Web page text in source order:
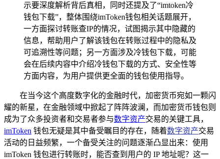
示要深度解析背后真相，同时还提及了“imtoken冷
钱包下载”，整体围绕imToken钱包相关话题展开，
一方面探讨转账查IP的情况，试图揭示其中隐藏的
信息，帮助用户了解该钱包在转账过程中的隐私及
可追溯性等问题；另一方面涉及冷钱包下载，可能
会在后续内容中介绍冷钱包下载的方式、安全性等
方面内容，为用户提供更全面的钱包使用指导。
在当今这个高度数字化的金融时代，加密货币宛如一颗闪
耀的新星，在金融领域中掀起了阵阵波澜，而加密货币钱包则
成为了众多投资者和交易者参与数字资产交易的关键工具，
imToken 钱包无疑是其中备受瞩目的存在，随着数字资产交易
活动的日益频繁，一个备受关注的问题逐渐凸显出来：使用
imToken 钱包进行转账时，能否查到用户的 IP 地址呢？这一